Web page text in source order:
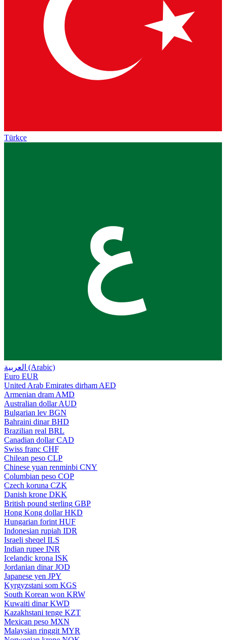
Türkçe
ع
العربية (Arabic)
Euro EUR
United Arab Emirates dirham AED
Armenian dram AMD
Australian dollar AUD
Bulgarian lev BGN
Bahraini dinar BHD
Brazilian real BRL
Canadian dollar CAD
Swiss franc CHF
Chilean peso CLP
Chinese yuan renminbi CNY
Columbian peso COP
Czech koruna CZK
Danish krone DKK
British pound sterling GBP
Hong Kong dollar HKD
Hungarian forint HUF
Indonesian rupiah IDR
Israeli sheqel ILS
Indian rupee INR
Icelandic krona ISK
Jordanian dinar JOD
Japanese yen JPY
Kyrgyzstani som KGS
South Korean won KRW
Kuwaiti dinar KWD
Kazakhstani tenge KZT
Mexican peso MXN
Malaysian ringgit MYR